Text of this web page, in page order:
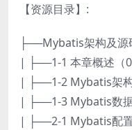
【资源目录】:
├──Mybatis架构及源
| ├──1-1 本章概述（
| ├──1-2 Mybatis架
| ├──1-3 Mybatis数
| ├──2-1 Mybatis配